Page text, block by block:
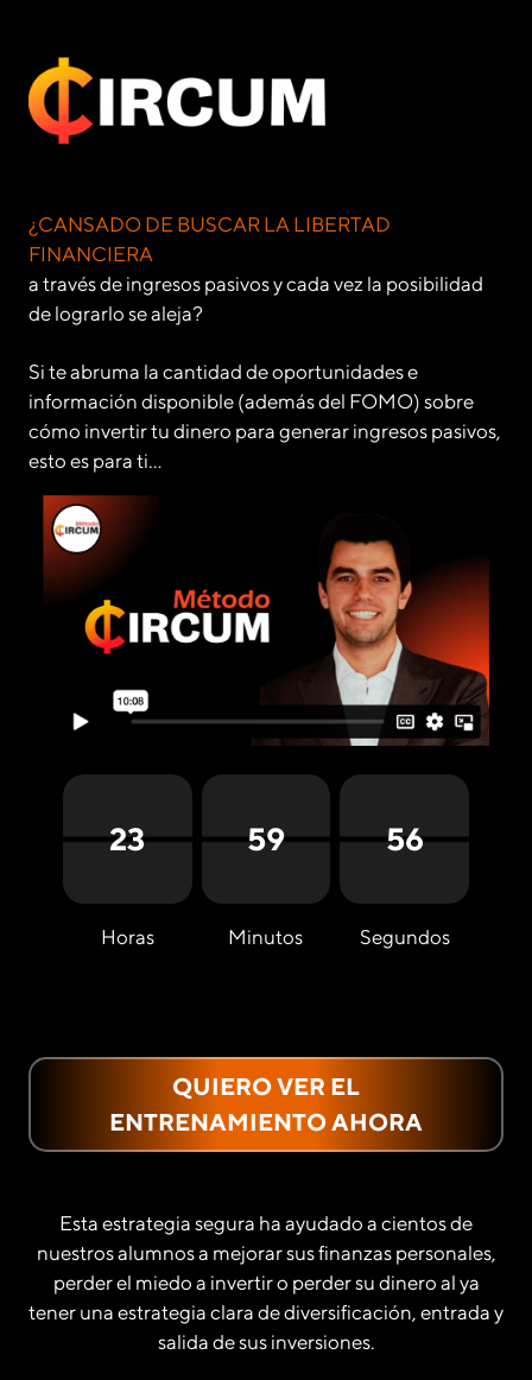
¿CANSADO DE BUSCAR LA LIBERTAD
FINANCIERA
a través de ingresos pasivos y cada vez la posibilidad
de lograrlo se aleja?
Si te abruma la cantidad de oportunidades e
información disponible (además del FOMO) sobre
cómo invertir tu dinero para generar ingresos pasivos,
esto es para ti…
23
Horas
59
Minutos
55
Segundos
QUIERO VER EL
ENTRENAMIENTO AHORA
Esta estrategia segura ha ayudado a cientos de
nuestros alumnos a mejorar sus finanzas personales,
perder el miedo a invertir o perder su dinero al ya
tener una estrategia clara de diversificación, entrada y
salida de sus inversiones.